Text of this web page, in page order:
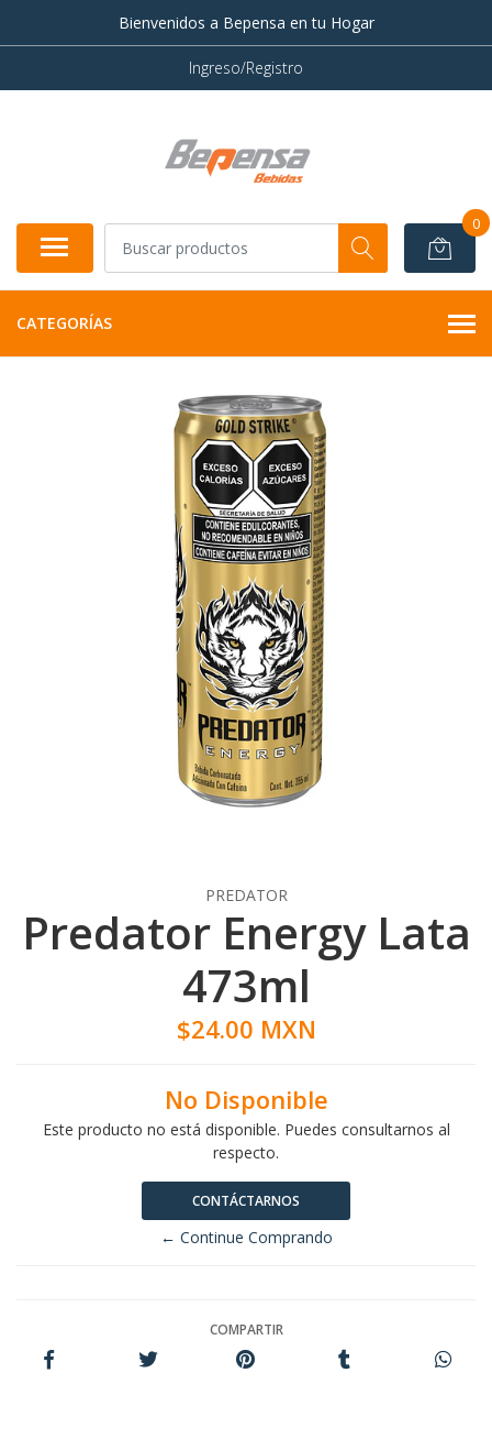
Bienvenidos a Bepensa en tu Hogar
Ingreso/Registro
0
CATEGORÍAS
PREDATOR
Predator Energy Lata
473ml
$24.00 MXN
No Disponible
Este producto no está disponible. Puedes consultarnos al
respecto.
CONTÁCTARNOS
← Continue Comprando
COMPARTIR